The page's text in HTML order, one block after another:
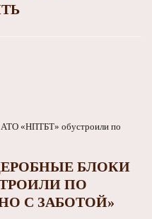
БЛОКИ
ПО
С ЗАБОТОЙ»